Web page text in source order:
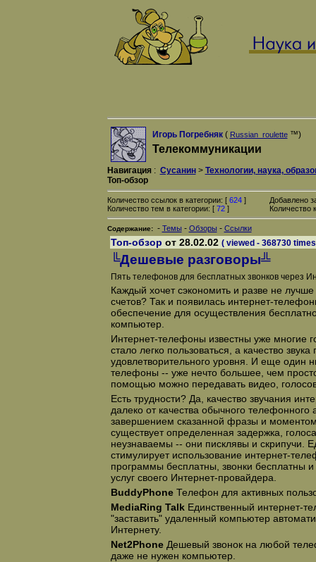
Игорь Погребняк( Russian_roulette™)
Телекоммуникации
Навигация: Сусанин> Технологии, наука,
Топ-обзор
Количество ссылок в категории: [ 624]
Количество тем в категории: [ 72]
Добавлено
Количество
Содержание: - Темы - Обзоры - Ссылки
Топ-обзор от 28.02.02 ( viewed - 368730
╚Дешевые разговоры╩
Пять телефонов для бесплатных звонков через
Каждый хочет сэкономить и разве не
счетов? Так и появилась интернет-
обеспечение для осуществления
компьютер.
Интернет-телефоны известны уже многие
стало легко пользоваться, а качество
удовлетворительного уровня. И еще один
телефоны -- уже нечто большее, чем
помощью можно передавать видео,
Есть трудности? Да, качество звучания
далеко от качества обычного
завершением сказанной фразы и
существует определенная задержка,
неузнаваемы -- они писклявы и скрипучи.
стимулирует использование интернет-
программы бесплатны, звонки бесплатны и
услуг своего Интернет-провайдера.
BuddyPhoneТелефон для активных
MediaRing Talk Единственный интернет-
"заставить" удаленный компьютер
Интернету.
Net2Phone Дешевый звонок на любой
даже не нужен компьютер.